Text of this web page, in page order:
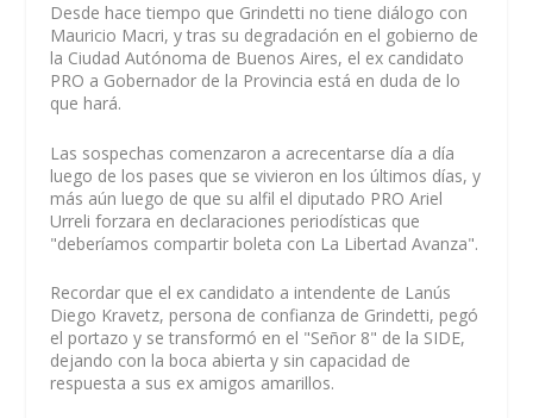
Desde hace tiempo que Grindetti no tiene diálogo con
Mauricio Macri, y tras su degradación en el gobierno de
la Ciudad Autónoma de Buenos Aires, el ex candidato
PRO a Gobernador de la Provincia está en duda de lo
que hará.
Las sospechas comenzaron a acrecentarse día a día
luego de los pases que se vivieron en los últimos días, y
más aún luego de que su alfil el diputado PRO Ariel
Urreli forzara en declaraciones periodísticas que
"deberíamos compartir boleta con La Libertad Avanza".
Recordar que el ex candidato a intendente de Lanús
Diego Kravetz, persona de confianza de Grindetti, pegó
el portazo y se transformó en el "Señor 8" de la SIDE,
dejando con la boca abierta y sin capacidad de
respuesta a sus ex amigos amarillos.